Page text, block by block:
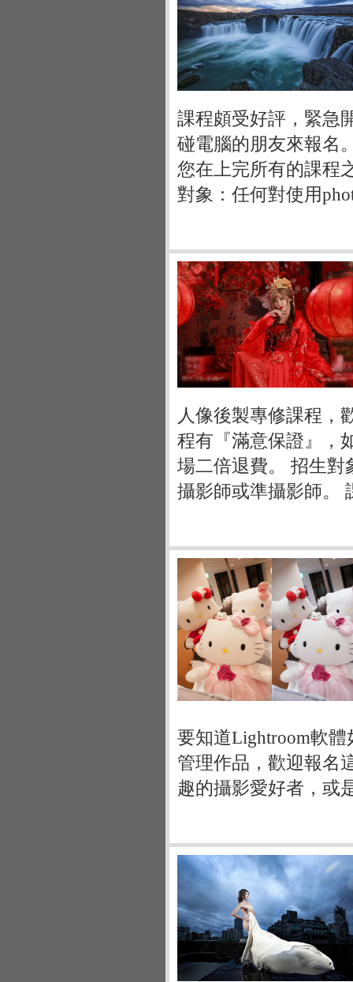
課程頗受好評，緊急
碰電腦的朋友來報名
您在上完所有的課程
對象：任何對使用
人像後製專修課程，
程有『滿意保證』，
場二倍退費。 招生對
攝影師或準攝影師。
要知道Lightroom軟
管理作品，歡迎報名
趣的攝影愛好者，或